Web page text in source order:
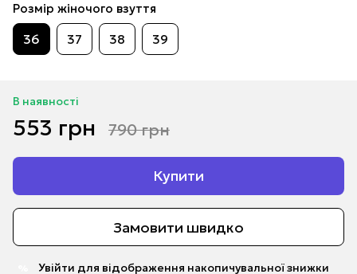
Розмір жіночого взуття
36 37 38 39
В наявності
553 грн 790 грн
Купити
Замовити швидко
Увійти для відображення накопичувальної знижки